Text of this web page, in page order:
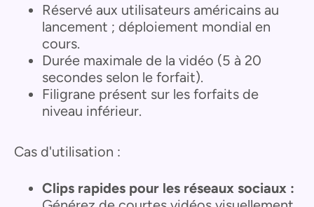
Réservé aux utilisateurs américains au
lancement ; déploiement mondial en
cours.
Durée maximale de la vidéo (5 à 20
secondes selon le forfait).
Filigrane présent sur les forfaits de
niveau inférieur.
Cas d'utilisation :
Clips rapides pour les réseaux sociaux :